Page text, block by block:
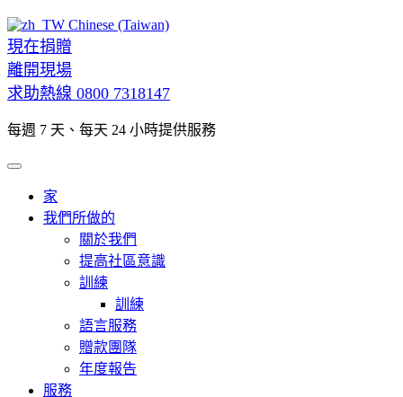
容
Chinese (Taiwan)
現在捐贈
離開現場
求助熱線 0800 7318147
每週 7 天、每天 24 小時提供服務
家
我們所做的
關於我們
提高社區意識
訓練
訓練
語言服務
贈款團隊
年度報告
服務